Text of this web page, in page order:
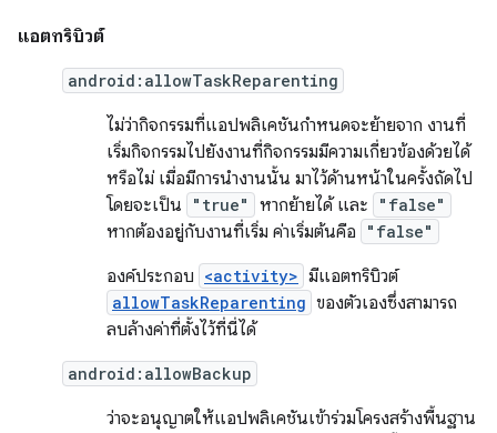
แอตทริบิวต์
android:allowTaskReparenting
ไม่ว่ากิจกรรมที่แอปพลิเคชันกำหนดจะย้ายจาก งานที่
เริ่มกิจกรรมไปยังงานที่กิจกรรมมีความเกี่ยวข้องด้วยได้
หรือไม่ เมื่อมีการนำงานนั้น มาไว้ด้านหน้าในครั้งถัดไป
โดยจะเป็น
"true" หากย้ายได้ และ "false"
หากต้องอยู่กับงานที่เริ่ม ค่าเริ่มต้นคือ "false"
องค์ประกอบ <activity> มีแอตทริบิวต์
allowTaskReparenting ของตัวเองซึ่งสามารถ
ลบล้างค่าที่ตั้งไว้ที่นี่ได้
android:allowBackup
ว่าจะอนุญาตให้แอปพลิเคชันเข้าร่วมโครงสร้างพื้นฐาน